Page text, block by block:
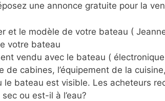
une annonce gratuite pour la
et le modèle de votre bateau (
votre bateau
vendu avec le bateau (
de cabines, l’équipement de la
le bateau est visible. Les acheteurs
ou est-il à l’eau?